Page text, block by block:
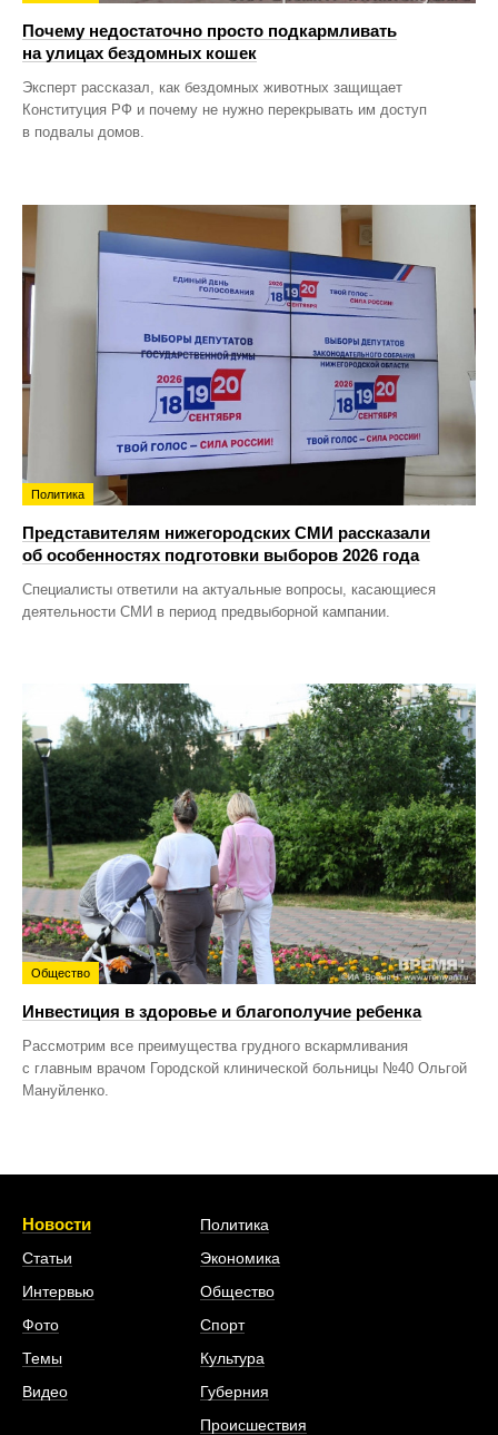
Почему недостаточно просто подкармливать
на улицах бездомных кошек
Эксперт рассказал, как бездомных животных защищает
Конституция РФ и почему не нужно перекрывать им доступ
в подвалы домов.
Политика
Представителям нижегородских СМИ рассказали
об особенностях подготовки выборов 2026 года
Специалисты ответили на актуальные вопросы, касающиеся
деятельности СМИ в период предвыборной кампании.
Общество
Инвестиция в здоровье и благополучие ребенка
Рассмотрим все преимущества грудного вскармливания
с главным врачом Городской клинической больницы №40 Ольгой
Мануйленко.
Новости
Статьи
Интервью
Фото
Темы
Видео
Политика
Экономика
Общество
Спорт
Культура
Губерния
Происшествия